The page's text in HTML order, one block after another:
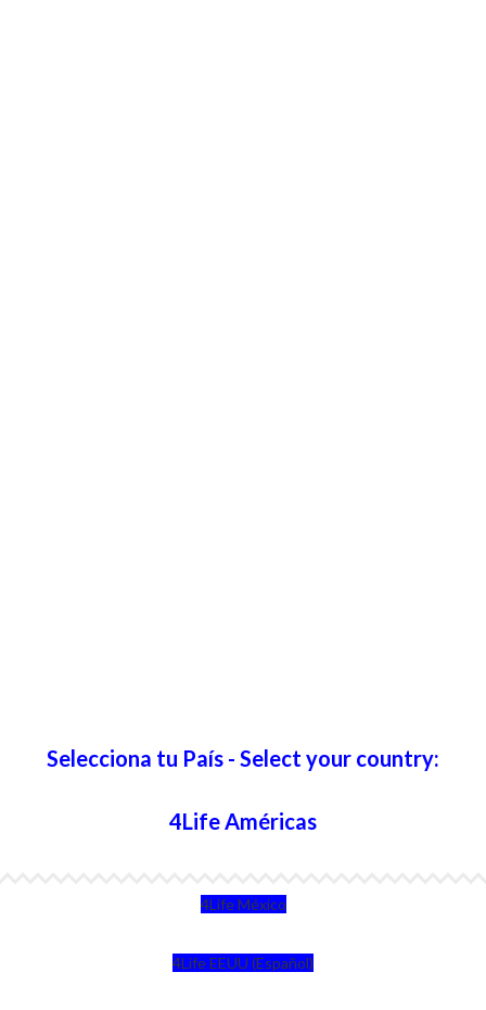
Selecciona tu País - Select your country:
4Life Américas
4Life México
4Life EEUU (Español)